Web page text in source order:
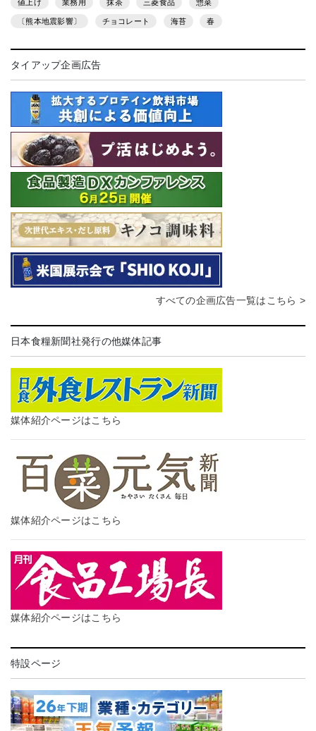
値上げ 業務用 抹茶 三菱食品 惣菜
〔熊本地震影響〕 チョコレート 海苔 春
タイアップ企画広告
すべての企画広告一覧はこちら >
日本食糧新聞社発行の他媒体記事
媒体紹介ページはこちら
媒体紹介ページはこちら
媒体紹介ページはこちら
特設ページ